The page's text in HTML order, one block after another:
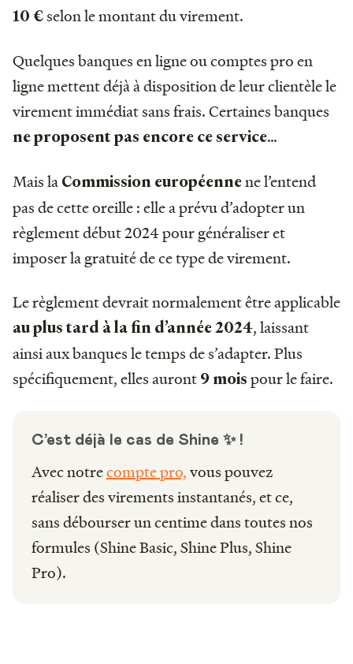
10 €selon le montant du virement.
Quelques banques en ligne ou comptes pro en
ligne mettent déjà à disposition de leur clientèle le
virement immédiat sans frais. Certaines banques
ne proposent pas encore ce service…
Mais la Commission européennene l’entend
pas de cette oreille : elle a prévu d’adopter un
règlement début 2024 pour généraliser et
imposer la gratuité de ce type de virement.
Le règlement devrait normalement être applicable
au plus tard à la fin d’année 2024, laissant
ainsi aux banques le temps de s’adapter. Plus
spécifiquement, elles auront 9 mois pour le faire.
C’est déjà le cas de Shine ✨ !
Avec notrecompte pro,vous pouvez
réaliser des virements instantanés, et ce,
sans débourser un centime dans toutes nos
formules (Shine Basic, Shine Plus, Shine
Pro).